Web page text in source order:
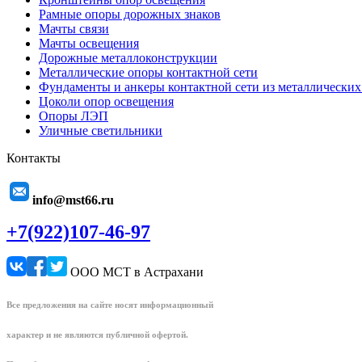
Рамные опоры дорожных знаков
Мачты связи
Мачты освещения
Дорожные металлоконструкции
Металлические опоры контактной сети
Фундаменты и анкеры контактной сети из
Цоколи опор освещения
Опоры ЛЭП
Уличные светильники
Контакты
info@mst66.ru
+7(922)107-46-97
ООО МСТ в Астрахани
Все предложения на сайте носят информационный
характер и не являются публичной офертой.